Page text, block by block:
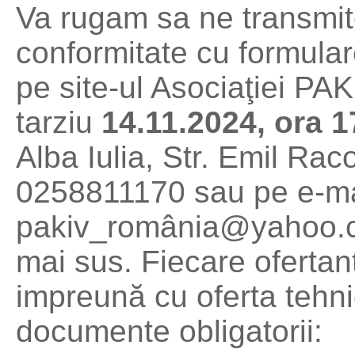
Va rugam sa ne
conformitate cu
pe site-ul Asociaţiei
tarziu 14.11.2024, ora
Alba Iulia, Str. Emil
0258811170 sau pe e-
mai sus. Fiecare
impreună cu oferta
documente obligatorii: